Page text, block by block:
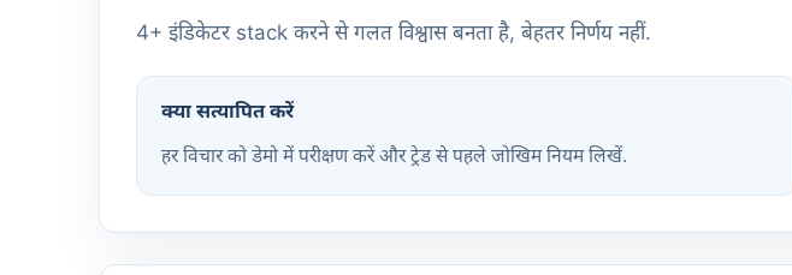
4+ इंडिकेटर stack करने से गलत विश्वास बनता है, बेहतर निर्णय नहीं.
क्या सत्यापित करें
हर विचार को डेमो में परीक्षण करें और ट्रेड से पहले जोखिम नियम लिखें.